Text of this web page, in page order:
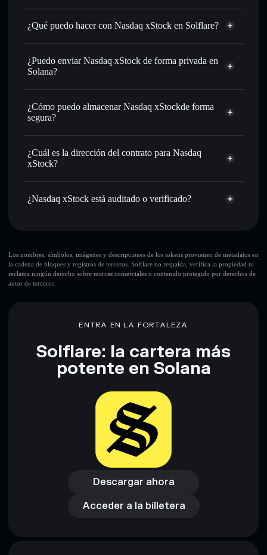
Nasdaq xStock token verificado
¿Qué puedo hacer con Nasdaq xStock en Solflare?
Nasdaq xStock
cartera de Solflare
Intercambiar al instante: operar con QQQX para SOL,
USDC o miles de otros tokens de Solana con enrutamiento
públicamente las carteras usando el agregador de privacidad
integrado de Solflare
Hacer un seguimiento en tiempo real: monitorizar el
QQQX
cartera sin custodia donde tú controla tus claves privadas
¿Puedo enviar Nasdaq xStock de forma privada en
Solana?
cartera de Solflare
agregador de
Nasdaq xStock
¿Cómo puedo almacenar Nasdaq xStockde forma
segura?
Nasdaq xStock
¿Cuál es la dirección del contrato para Nasdaq
xStock?
Nasdaq
Xs8S1uUs1zvS2p7iwtsG3b6fkhpvmwz4GYU3gWAmWHZ
¿Nasdaq xStock está auditado o verificado?
Los nombres, símbolos, imágenes y descripciones de los tokens provienen de metadatos en
la cadena de bloques y registros de terceros. Solflare no respalda, verifica la propiedad ni
reclama ningún derecho sobre marcas comerciales o contenido protegido por derechos de
autor de terceros.
ENTRA EN LA FORTALEZA
Solflare: la cartera más
potente en Solana
Descargar ahora
Descargar ahora
Acceder a la billetera
Acceder a la billetera